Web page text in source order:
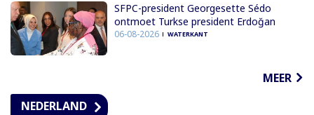
SFPC-president Georgesette Sédo
ontmoet Turkse president Erdoğan
06-08-2026 WATERKANT
MEER
NEDERLAND